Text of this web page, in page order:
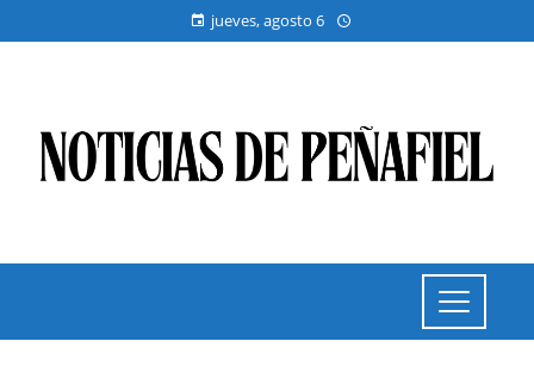
jueves, agosto 6